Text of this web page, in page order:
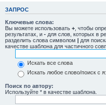
ЗАПРОС
Ключевые слова:
Вы можете использовать + , чтобы
результатах, и - для слов, которых в
разделить слова символом | для
качестве шаблона для частичного
Искать все слова
Искать любое слово/поиск с
Поиск по автору:
Используйте * в качестве шаблона.